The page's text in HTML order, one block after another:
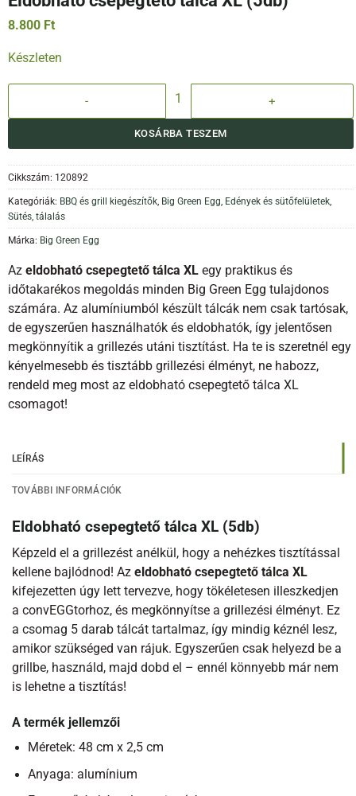
8.800 Ft
Készleten
Eldobható csepegtető tálca XL (5db) mennyiség
KOSÁRBA TESZEM
Cikkszám: 120892
Kategóriák: BBQ és grill kiegészítők Big Green Egg Edények és sütőfelületek
Sütés, tálalás
Márka: Big Green Egg
Az eldobható csepegtető tálca XL egy praktikus és
időtakarékos megoldás minden Big Green Egg tulajdonos
számára. Az alumíniumból készült tálcák nem csak tartósak,
de egyszerűen használhatók és eldobhatók, így jelentősen
megkönnyítik a grillezés utáni tisztítást. Ha te is szeretnél egy
kényelmesebb és tisztább grillezési élményt, ne habozz,
rendeld meg most az eldobható csepegtető tálca XL
csomagot!
LEÍRÁS
TOVÁBBI INFORMÁCIÓK
Eldobható csepegtető tálca XL (5db)
Képzeld el a grillezést anélkül, hogy a nehézkes tisztítással
kellene bajlódnod! Az eldobható csepegtető tálca XL
kifejezetten úgy lett tervezve, hogy tökéletesen illeszkedjen
a convEGGtorhoz, és megkönnyítse a grillezési élményt. Ez
a csomag 5 darab tálcát tartalmaz, így mindig kéznél lesz,
amikor szükséged van rájuk. Egyszerűen csak helyezd be a
grillbe, használd, majd dobd el – ennél könnyebb már nem
is lehetne a tisztítás!
A termék jellemzői
Méretek: 48 cm x 2,5 cm
Anyaga: alumínium